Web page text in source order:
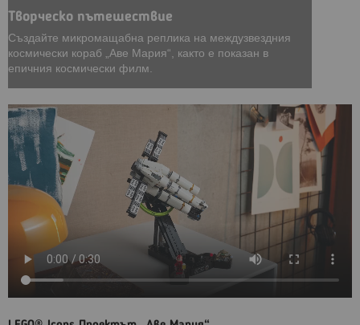
Творческо пътешествие
Създайте микромащабна реплика на междузвездния
космически кораб „Аве Мария“, както е показан в
епичния космически филм.